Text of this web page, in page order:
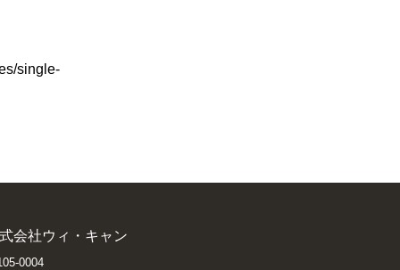
single-
会社ウィ・キャン
0004